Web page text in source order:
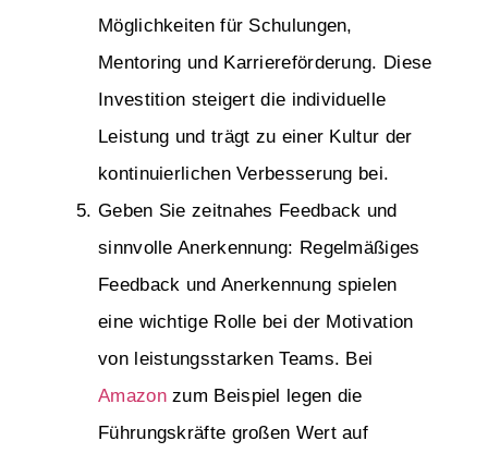
Möglichkeiten für Schulungen,
Mentoring und Karriereförderung. Diese
Investition steigert die individuelle
Leistung und trägt zu einer Kultur der
kontinuierlichen Verbesserung bei.
Geben Sie zeitnahes Feedback und
sinnvolle Anerkennung: Regelmäßiges
Feedback und Anerkennung spielen
eine wichtige Rolle bei der Motivation
von leistungsstarken Teams. Bei
Amazonzum Beispiel legen die
Führungskräfte großen Wert auf